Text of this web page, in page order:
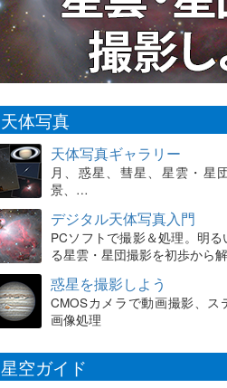
天体写真
天体写真ギャラリー
月、惑星、彗星、星雲・星
景、…
デジタル天体写真入門
PCソフトで撮影＆処理。明る
る星雲・星団撮影を初歩から
惑星を撮影しよう
CMOSカメラで動画撮影、ス
画像処理
星空ガイド